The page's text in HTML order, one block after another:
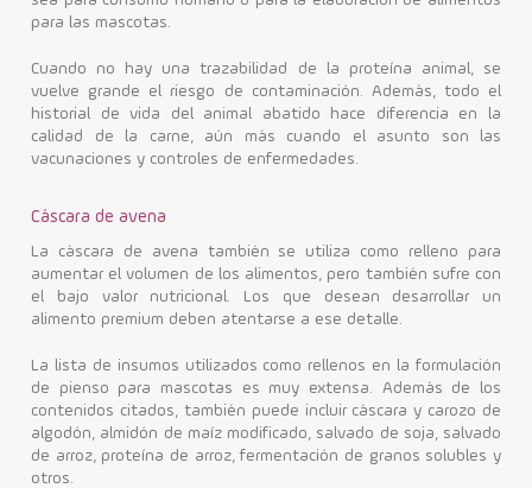
para las mascotas.
Cuando no hay una trazabilidad de la proteína animal, se
vuelve grande el riesgo de contaminación. Además, todo el
historial de vida del animal abatido hace diferencia en la
calidad de la carne, aún más cuando el asunto son las
vacunaciones y controles de enfermedades.
Cáscara de avena
La cáscara de avena también se utiliza como relleno para
aumentar el volumen de los alimentos, pero también sufre con
el bajo valor nutricional. Los que desean desarrollar un
alimento premium deben atentarse a ese detalle.
La lista de insumos utilizados como rellenos en la formulación
de pienso para mascotas es muy extensa. Además de los
contenidos citados, también puede incluir cáscara y carozo de
algodón, almidón de maíz modificado, salvado de soja, salvado
de arroz, proteína de arroz, fermentación de granos solubles y
otros.